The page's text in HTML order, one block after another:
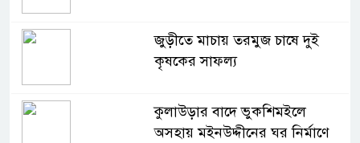
জুড়ীতে মাচায় তরমুজ চাষে দুই
কৃষকের সাফল্য
কুলাউড়ার বাদে ভুকশিমইলে
অসহায় মইনউদ্দীনের ঘর নির্মাণে